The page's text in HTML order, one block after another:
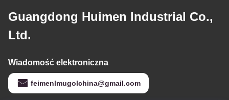
Guangdong Huimen Industrial Co.,
Ltd.
Wiadomość elektroniczna
feimenlmugolchina@gmail.com